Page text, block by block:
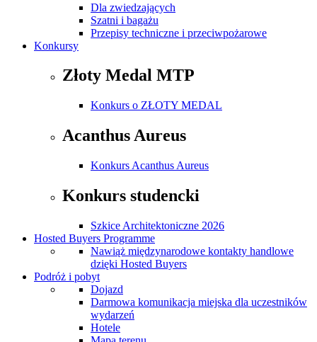
Dla zwiedzających
Szatni i bagażu
Przepisy techniczne i przeciwpożarowe
Konkursy
Złoty Medal MTP
Konkurs o ZŁOTY MEDAL
Acanthus Aureus
Konkurs Acanthus Aureus
Konkurs studencki
Szkice Architektoniczne 2026
Hosted Buyers Programme
Nawiąż międzynarodowe kontakty handlowe
dzięki Hosted Buyers
Podróż i pobyt
Dojazd
Darmowa komunikacja miejska dla uczestników
wydarzeń
Hotele